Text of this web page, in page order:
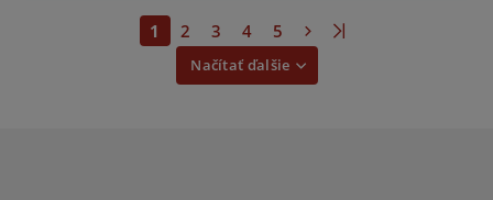
Načítať ďalšie
1 2 3 4 5